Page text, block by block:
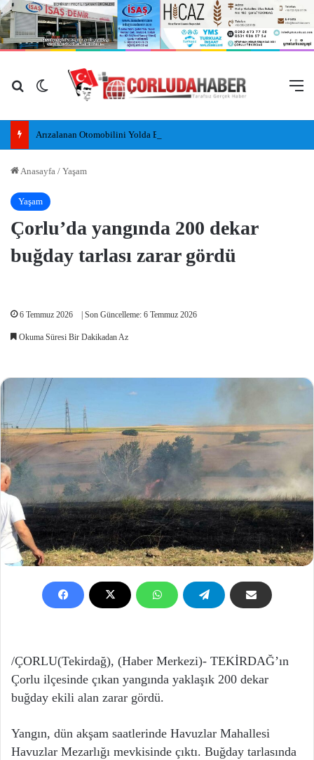
Arama yap ...
Dış görünümü değiştir
Anasayfa / Yaşam
Yaşam
Çorlu’da yangında 200 dekar
buğday tarlası zarar gördü
6 Temmuz 2026 | Son Güncelleme: 6 Temmuz 2026
Okuma Süresi Bir Dakikadan Az
/ÇORLU(Tekirdağ), (Haber Merkezi)- TEKİRDAĞ’ın
Çorlu ilçesinde çıkan yangında yaklaşık 200 dekar
buğday ekili alan zarar gördü.
Yangın, dün akşam saatlerinde Havuzlar Mahallesi
Havuzlar Mezarlığı mevkisinde çıktı. Buğday tarlasında